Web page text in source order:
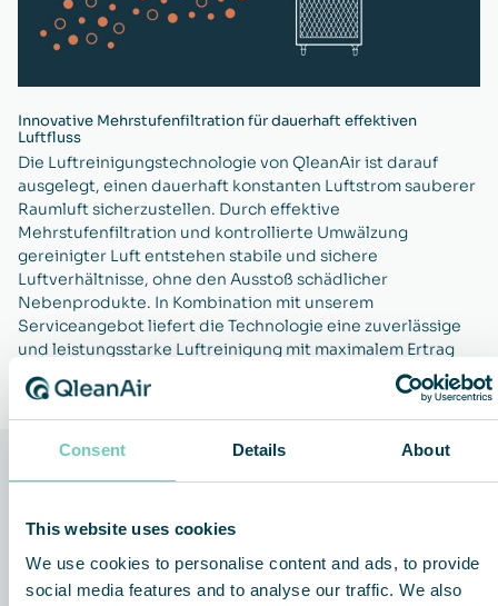
Consent Details About
This website uses cookies
We use cookies to personalise content and ads, to provide
social media features and to analyse our traffic. We also
Innovative Mehrstufenfiltration für dauerhaft effektiven
Luftfluss
Die Luftreinigungstechnologie von QleanAir ist darauf
ausgelegt, einen dauerhaft konstanten Luftstrom sauberer
Raumluft sicherzustellen. Durch effektive
Mehrstufenfiltration und kontrollierte Umwälzung
gereinigter Luft entstehen stabile und sichere
Luftverhältnisse, ohne den Ausstoß schädlicher
Nebenprodukte. In Kombination mit unserem
Serviceangebot liefert die Technologie eine zuverlässige
und leistungsstarke Luftreinigung mit maximalem Ertrag
pro investiertem Euro.
Verwandte Neuigkeiten und
KUNDENBERICHT LUFTREINIGER